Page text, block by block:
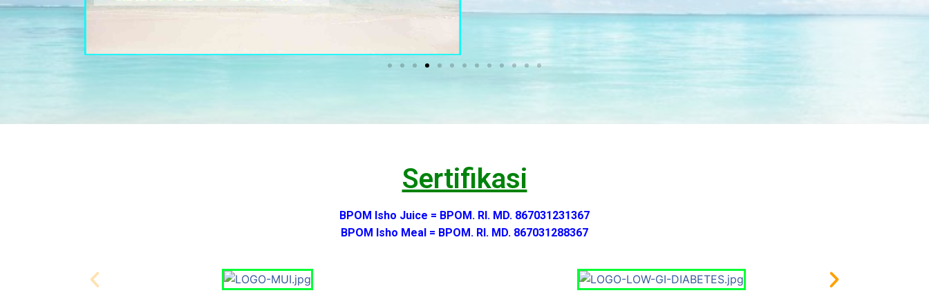
Sertifikasi
BPOM Isho Juice = BPOM. RI. MD. 867031231367
BPOM Isho Meal = BPOM. RI. MD. 867031288367